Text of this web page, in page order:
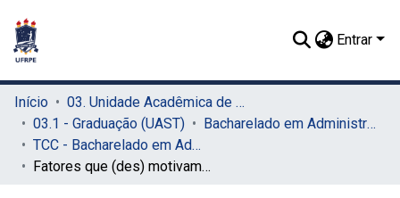
Entrar
Início
03. Unidade Acadêmica de Serra Talhada (UAST)
03.1 - Graduação (UAST)
Bacharelado em Administração (UAST)
TCC - Bacharelado em Administração (UAST)
Fatores que (des) motivam alunos e professores nas organizações de ensino superior: uma revisão sistemática de literatura